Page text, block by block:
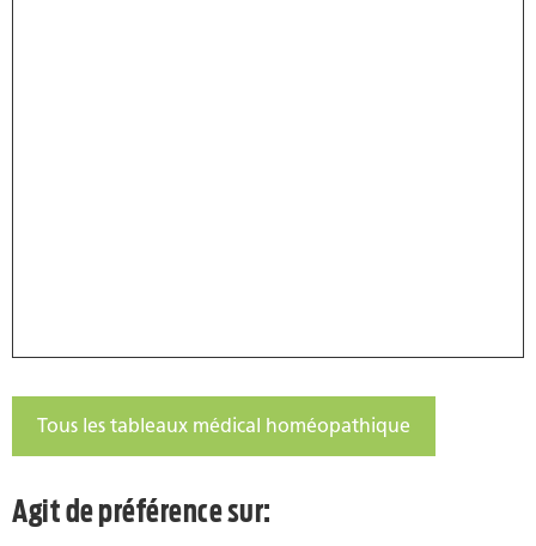
Tous les tableaux médical homéopathique
Agit de préférence sur: